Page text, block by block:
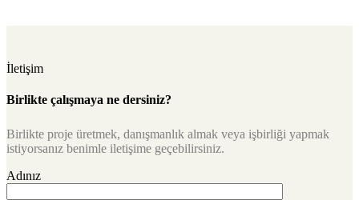
İletişim
Birlikte çalışmaya ne dersiniz?
Birlikte proje üretmek, danışmanlık almak veya işbirliği yapmak
istiyorsanız benimle iletişime geçebilirsiniz.
Adınız